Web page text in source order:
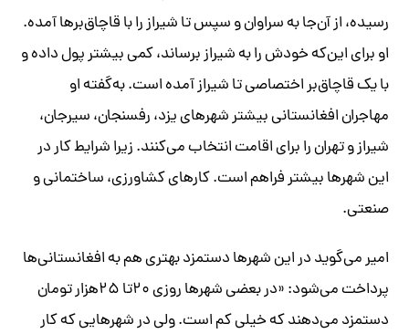
رسیده، از آن‌جا به سراوان و سپس تا شیراز را با قاچاق‌بر‌ها آمده.
او برای این‌که خودش را به شیراز برساند، کمی بیشتر پول داده و
با یک قاچاق‌بر اختصاصی تا شیراز آمده است. به‌گفته او
مهاجران افغانستانی بیشتر شهرهای یزد، رفسنجان، سیرجان،
شیراز و تهران را برای اقامت انتخاب می‌کنند. زیرا شرایط کار در
این شهر‌ها بیشتر فراهم است. کارهای کشاورزی، ساختمانی و
صنعتی.
امیر می‌گوید در این شهر‌ها دستمزد بهتری هم به افغانستانی‌ها
پرداخت می‌شود: «در بعضی شهر‌ها روزی ۲۰تا ۲۵‌هزار تومان
دستمزد می‌دهند که خیلی کم است. ولی در شهرهایی که کار